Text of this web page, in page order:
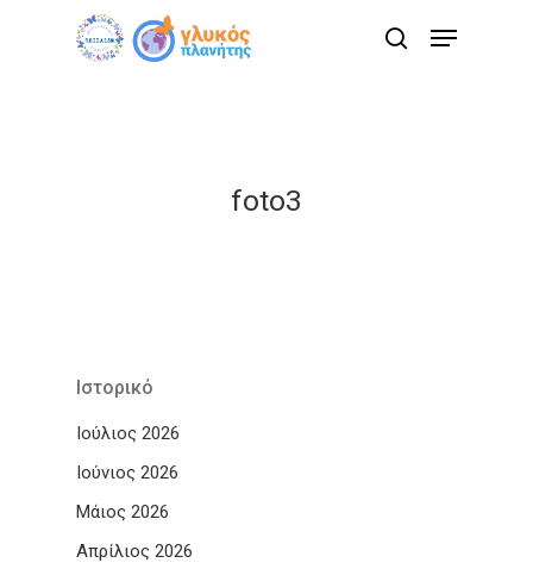
search
Menu
foto3
Ιστορικό
Ιούλιος 2026
Ιούνιος 2026
Μάιος 2026
Απρίλιος 2026